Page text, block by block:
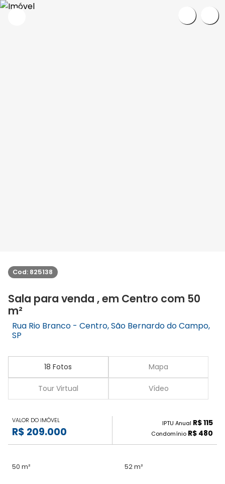
Cod: 825138
Sala para venda , em Centro com 50
m²
Rua Rio Branco - Centro, São Bernardo do Campo,
SP
18 Fotos Mapa
Tour Virtual Vídeo
VALOR DO IMÓVEL
R$ 209.000
IPTU Anual R$ 115
Condomínio R$ 480
50 m² 52 m²